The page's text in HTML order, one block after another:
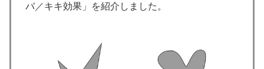
バ／キキ効果」を紹介しました。